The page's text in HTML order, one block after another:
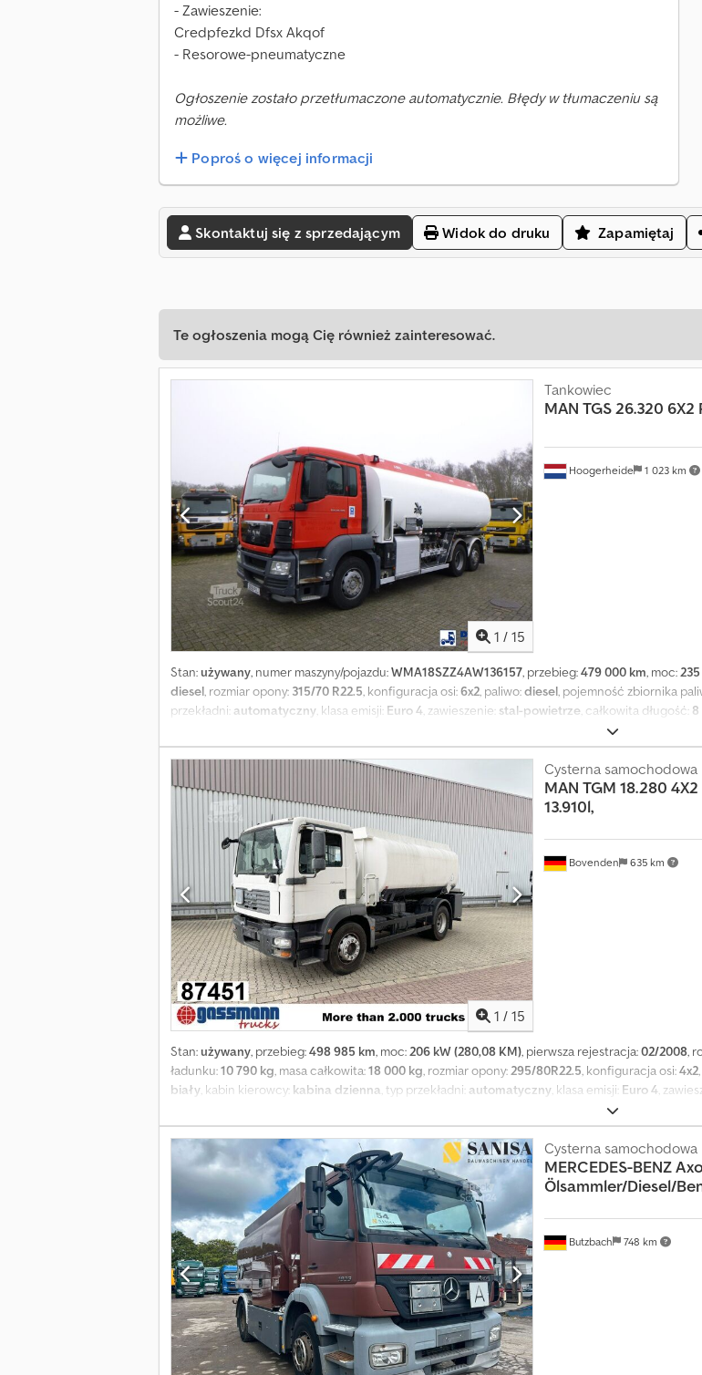
- Zawieszenie:
Credpfezkd Dfsx Akqof
- Resorowe-pneumatyczne
Ogłoszenie zostało przetłumaczone automatycznie. Błędy w tłumaczeniu są
możliwe.
Poproś o więcej informacji
Skontaktuj się z sprzedającym Widok do druku Zapamiętaj
Te ogłoszenia mogą Cię również zainteresować.
1 / 15
Hoogerheide 1 023 km
Tankowiec
MAN TGS 26.320
Stan:używany, numer maszyny/pojazdu:WMA18SZZ4AW136157, przebieg:479 000 km, moc:
diesel, rozmiar opony: 315/70 R22.5, konfiguracja osi:6x2, paliwo:diesel, pojemność zbiornika
przekładni: automatyczny, klasa emisji: Euro 4, zawieszenie: stal-powietrze, całkowita długość:
blokada mechanizmu różnicowego, ADR ADR: ✓
Kabina Prawostronna kierownica: ✓ Podwozie Wysokość podwozia: 100 cm Rozstaw osi: 450 cm
Crodpsvt Talefx Akqef Pojemność (litry): 20000 (nominalna) 21600 (netto) Liczba komór: 5
5400;5400;5400;5400 (netto) Kod materiału: 5186/5182 Materiał zbiornika: aluminium Pompa: ✓
✓ Odzysk oparów: ✓ Czujnik przeciążeniowy optyczny: ✓ Ciśnienie próbne: 0,35 Maksymalne
Informacje ogólne Kabina: pojedyncza Numer rejestracyjny: DE59PXJ Konfiguracja osi Rozmiar
prawy: 95%; zawieszenie: resory paraboliczne Oś środkowa: bliźniacze koła; blokada
zawieszenie: pneumatyczne Oś tylna: oś podnoszona; skrętna; bieżnik lewy: 25%; bieżnik prawy:
Ładowność: 23 000 kg DMC: 32 000 kg Funkcjonalność Marka zabudowy: L.A.G. = Informacje o
prosimy o kontakt telefoniczny: lub mailowy: . Pełny przegląd naszego asortymentu można
naszego newslettera, aby co tydzień otrzymywać aktualizacje dotyczące nowych pojazdów w
1 / 15
Bovenden 635 km
Cysterna samochodowa
MAN TGM 18.280
13.910l,
Stan:używany, przebieg:498 985 km, moc:206 kW (280,08 KM), pierwsza rejestracja:02/2008,
ładunku:10 790 kg, masa całkowita:18 000 kg, rozmiar opony:295/80R22.5, konfiguracja osi:4x2
biały, kabin kierowcy: kabina dzienna, typ przekładni: automatyczny, klasa emisji: Euro 4,
blokada mechanizmu różnicowego, kabina, komputer pokładowy, kontrola trakcji, niski
układu kierowniczego, światła przeciwmgielne, Lokalizacja pojazdu: Bovenden, na miejscu.
podgrzewane lusterka, elektryczne szyby lewa/prawa, tempomat, ABS (system zapobiegający
prędkości, przystawka odbioru mocy, automatyczna skrzynia biegów AS-Tronic, blokada
narzędziowa, resorowanie mieszane (resor piórowy/pneumatyczny), niskopoziomowy hałas G1,
zielona plakietka ekologiczna. Rozstaw osi: 3875 mm. Zabudowa: zbiornik Esterer do oleju
biegów ZF 12 AS 1210, kabina kierowcy typu C. Następne okresowe badanie zbiornika: 01/2026!
GWARANCJI, zastrzega się możliwość zmian, sprzedaży pośredniej i pomyłek! Codpfx
Butzbach 748 km
Cysterna samochodowa
MERCEDES-BENZ
Ölsammler/Diesel/